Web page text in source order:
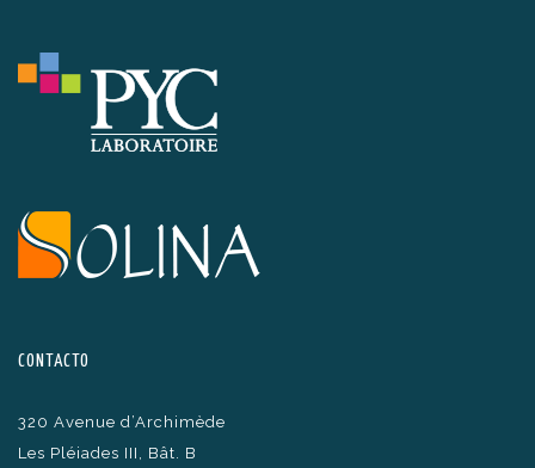
CONTACTO
320 Avenue d’Archimède
Les Pléiades III, Bât. B